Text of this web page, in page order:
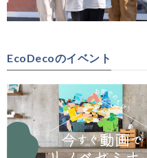
EcoDecoのイベント